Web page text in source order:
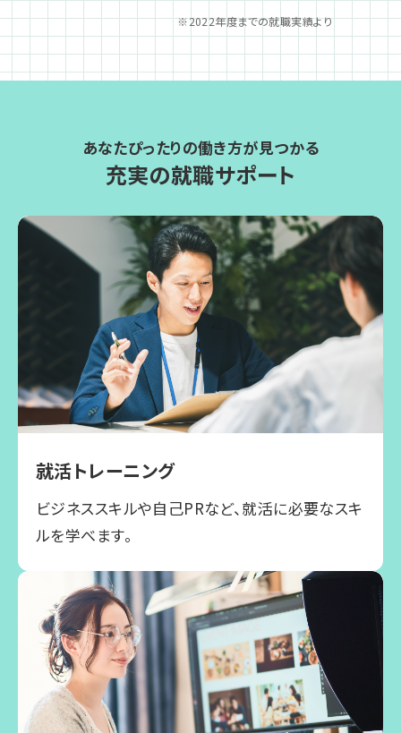
※2022年度までの就職実績より
あなたぴったりの働き方が見つかる
充実の就職サポート
就活トレーニング
ビジネススキルや自己PRなど、就活に必要なスキ
ルを学べます。